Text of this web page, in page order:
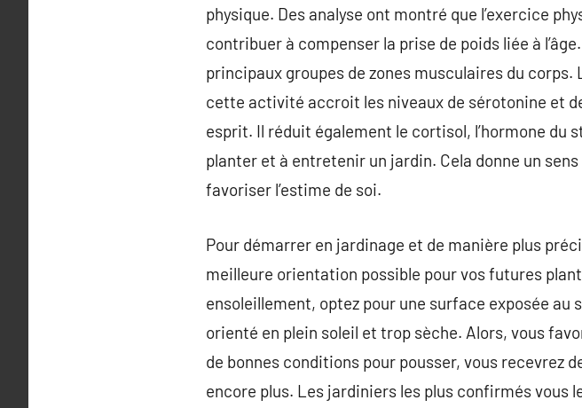
physique. Des analyse ont montré que l’exercice
contribuer à compenser la prise de poids liée à
principaux groupes de zones musculaires du
cette activité accroit les niveaux de sérotonine et
esprit. Il réduit également le cortisol, l’hormone du
planter et à entretenir un jardin. Cela donne un
favoriser l’estime de soi.
Pour démarrer en jardinage et de manière plus
meilleure orientation possible pour vos futures
ensoleillement, optez pour une surface exposée
orienté en plein soleil et trop sèche. Alors, vous
de bonnes conditions pour pousser, vous recevrez
encore plus. Les jardiniers les plus confirmés vous